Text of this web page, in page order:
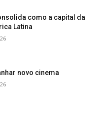
como a capital da
Latina
novo cinema